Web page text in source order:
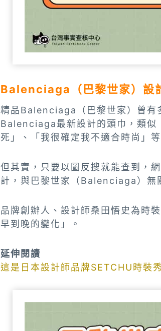
Balenciaga（巴黎世家）設
精品Balenciaga（巴黎世家）曾有
Balenciaga最新設計的頭巾，類似
死」、「我很確定我不適合時尚」等
但其實，只要以圖反搜就能查到，
計，與巴黎世家（Balenciaga）無
品牌創辦人、設計師桑田悟史為時
早到晚的變化」。
延伸閱讀
這是日本設計師品牌SETCHU時裝